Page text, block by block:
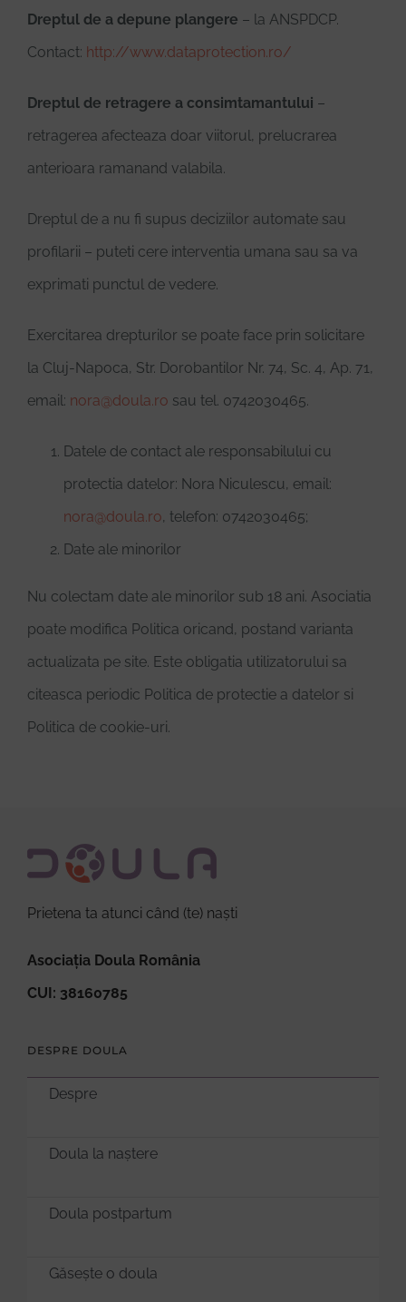
Dreptul de a depune plangere – la ANSPDCP.
Contact: http://www.dataprotection.ro/
Dreptul de retragere a consimtamantului –
retragerea afecteaza doar viitorul, prelucrarea
anterioara ramanand valabila.
Dreptul de a nu fi supus deciziilor automate sau
profilarii – puteti cere interventia umana sau sa va
exprimati punctul de vedere.
Exercitarea drepturilor se poate face prin solicitare
la Cluj-Napoca, Str. Dorobantilor Nr. 74, Sc. 4, Ap. 71,
email: nora@doula.ro sau tel. 0742030465.
Datele de contact ale responsabilului cu
protectia datelor: Nora Niculescu, email:
nora@doula.ro, telefon: 0742030465;
Date ale minorilor
Nu colectam date ale minorilor sub 18 ani. Asociatia
poate modifica Politica oricand, postand varianta
actualizata pe site. Este obligatia utilizatorului sa
citeasca periodic Politica de protectie a datelor si
Politica de cookie-uri.
Prietena ta atunci când (te) naști
Asociația Doula România
CUI: 38160785
DESPRE DOULA
Despre
Doula la naștere
Doula postpartum
Găsește o doula